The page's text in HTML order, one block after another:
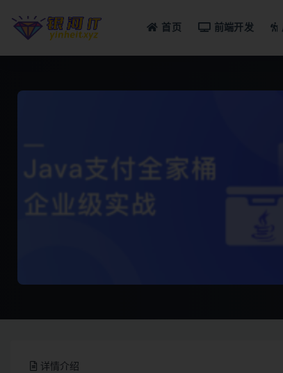
首页 前端开发
详情介绍